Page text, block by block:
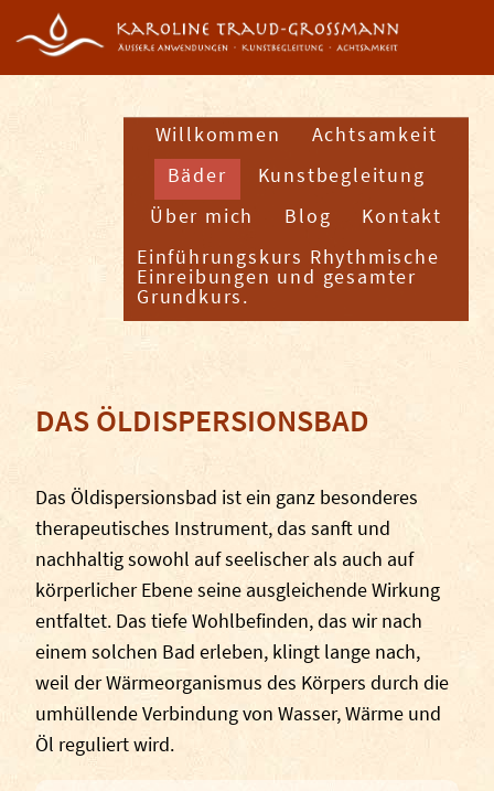
Willkommen
Achtsamkeit
Bäder
Kunstbegleitung
Über mich
Blog
Kontakt
Einführungskurs Rhythmische
Einreibungen und gesamter
Grundkurs.
DAS ÖLDISPERSIONSBAD
Das Öldispersionsbad ist ein ganz besonderes
therapeutisches Instrument, das sanft und
nachhaltig sowohl auf seelischer als auch auf
körperlicher Ebene seine ausgleichende Wirkung
entfaltet. Das tiefe Wohlbefinden, das wir nach
einem solchen Bad erleben, klingt lange nach,
weil der Wärmeorganismus des Körpers durch die
umhüllende Verbindung von Wasser, Wärme und
Öl reguliert wird.